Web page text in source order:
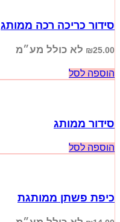
סידור כריכה רכה ממותג
₪25.00 לא כולל מע״מ
הוספה לסל
סידור ממותג
הוספה לסל
כיפת פשתן ממותגת